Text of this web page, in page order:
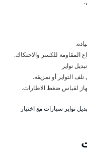
المقاومة للكسر والاحتكاك.
تواير
التواير أو تمزيقه.
لقياس ضغط الاطارات.
تواير سيارات مع اختيار